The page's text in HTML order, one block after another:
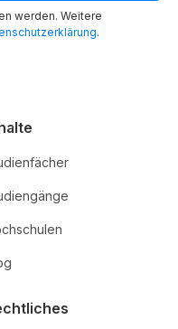
werden. Weitere
.